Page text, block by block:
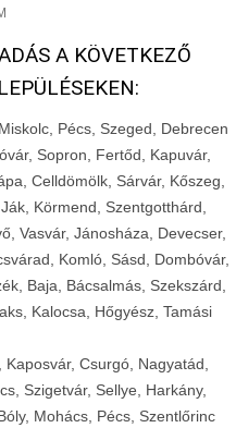
stratégiai tervrajz
egy klinika
bemutatva az utat a
a virágzó vállalkozásig
os növekedéssel.
átalakulási történet
150%-
módszerek a páciensek
és elkötelezettségének
Egy 150%-os
esettanulmány gyakorlati
keszites.co
erősítési módszerek
Google Ads és
Kezelés +
Google Ads és Meta
kampánykezelés.
hirdetési költségvetését
aikampany.hu
Dagasztógép +
ipari dagasztógépek és
gépek pékségek és
konyhák számára.
Szeletelőgép+
A KÖVETKEZŐ
Pécs, Szeged, Debrecen
Sopron, Fertőd, Kapuvár,
Celldömölk, Sárvár, Kőszeg,
Körmend, Szentgotthárd,
Vasvár, Jánosháza, Devecser,
Komló, Sásd, Dombóvár,
Baja, Bácsalmás, Szekszárd,
Kalocsa, Hőgyész, Tamási
Kaposvár, Csurgó, Nagyatád,
Szigetvár, Sellye, Harkány,
Mohács, Pécs, Szentlőrinc